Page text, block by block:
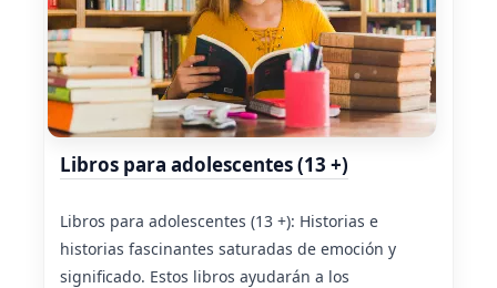
Libros para adolescentes (13 +)
Libros para adolescentes (13 +): Historias e
historias fascinantes saturadas de emoción y
significado. Estos libros ayudarán a los